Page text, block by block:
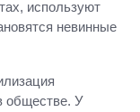
используют
невинные
обществе. У